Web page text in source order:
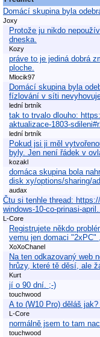
Domácí skupina byla
Joxy
Protože ju nikdo
dneska.
Kozy
práve to je jediná dobrá
ploche.
Mlocik97
Domácí skupina byla
fízlování v síti
lední brtník
tak to trvalo dlouho:
aktualizace-1803-
lední brtník
Pokud jsi ji měl
byly. Jen není řádek v
kozakl
domáca skupina bola
disk xy/options/sharing/
audax
Čtu si tenhle thread:
windows-10-co-prinasi-april…
L-Core
Registrujete někdo
vemu jen domaci "2xPC"
XoXoChanel
Na ten odkazovaný web
hrůzy, které tě děsí, ale
Kurt
jí o 90 dní. ;-)
touchwood
A to (W10 Pro) děláš
L-Core
normálně jsem to tam
touchwood